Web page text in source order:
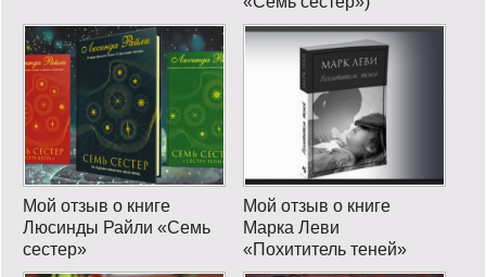
Мой отзыв о книге
Люсинды Райли «Семь
сестер»
Мой отзыв о книге
Марка Леви
«Похититель теней»